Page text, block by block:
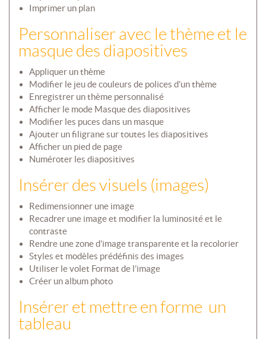
Imprimer un plan
Personnaliser avec le thème et le
masque des diapositives
Appliquer un thème
Modifier le jeu de couleurs de polices d’un thème
Enregistrer un thème personnalisé
Afficher le mode Masque des diapositives
Modifier les puces dans un masque
Ajouter un filigrane sur toutes les diapositives
Afficher un pied de page
Numéroter les diapositives
Insérer des visuels (images)
Redimensionner une image
Recadrer une image et modifier la luminosité et le
contraste
Rendre une zone d’image transparente et la recolorier
Styles et modèles prédéfinis des images
Utiliser le volet Format de l’image
Créer un album photo
Insérer et mettre en forme un
tableau